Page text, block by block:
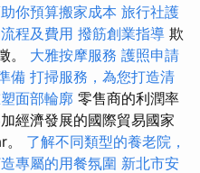
你預算搬家成本 旅行社護
程及費用 撥筋創業指導 欺
。 大雅按摩服務 護照申請
備 打掃服務，為您打造清
面部輪廓 零售商的利潤率
經濟發展的國際貿易國家
了解不同類型的養老院，
專屬的用餐氛圍 新北市安